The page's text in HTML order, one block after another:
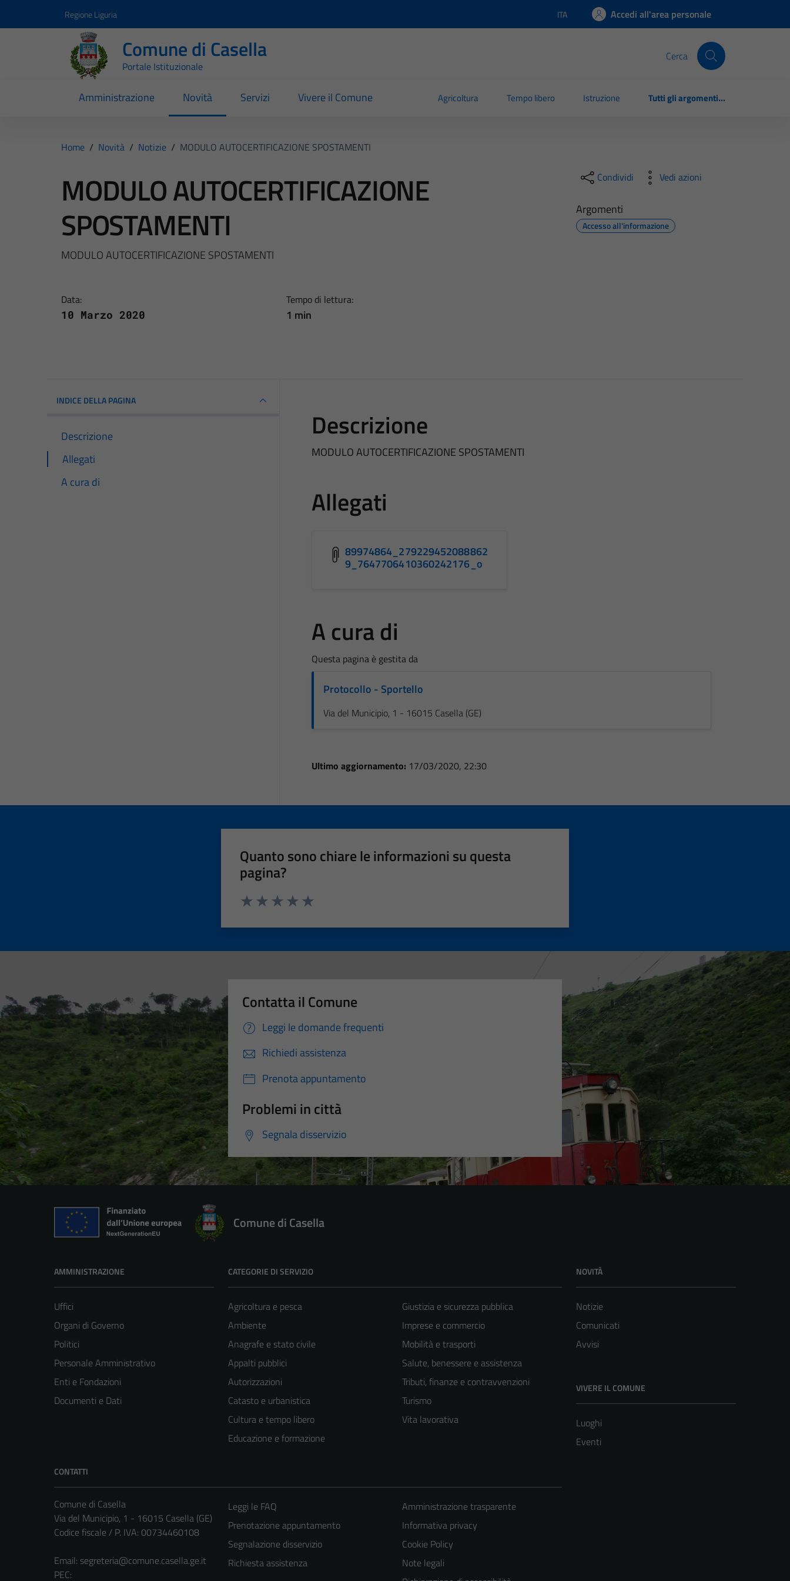
Regione Liguria Lingua attiva:
ITA Accedi all'area personale
Comune di Casella
Portale Istituzionale
Cerca
Amministrazione Novità Servizi Vivere il Comune Agricoltura Tempo libero Istruzione Tutti gli argomenti...
Home / Novità / Notizie / MODULO AUTOCERTIFICAZIONE SPOSTAMENTI
MODULO AUTOCERTIFICAZIONE
SPOSTAMENTI
MODULO AUTOCERTIFICAZIONE SPOSTAMENTI
Data:
10 Marzo 2020
Tempo di lettura:
1 min
Condividi Vedi azioni
Argomenti
Accesso all'informazione
INDICE DELLA PAGINA
Descrizione
Allegati
A cura di
Descrizione
MODULO AUTOCERTIFICAZIONE SPOSTAMENTI
Allegati
89974864_279229452088862
9_7647706410360242176_o
A cura di
Questa pagina è gestita da
Protocollo - Sportello
Via del Municipio, 1 - 16015 Casella (GE)
Ultimo aggiornamento: 17/03/2020, 22:30
Quanto sono chiare le informazioni su questa
pagina?
Contatta il Comune
Leggi le domande frequenti
Richiedi assistenza
Prenota appuntamento
Problemi in città
Segnala disservizio
Comune di Casella
AMMINISTRAZIONE
Uffici
Organi di Governo
Politici
Personale Amministrativo
Enti e Fondazioni
Documenti e Dati
CATEGORIE DI SERVIZIO
Agricoltura e pesca
Ambiente
Anagrafe e stato civile
Appalti pubblici
Autorizzazioni
Catasto e urbanistica
Cultura e tempo libero
Educazione e formazione
Giustizia e sicurezza pubblica
Imprese e commercio
Mobilità e trasporti
Salute, benessere e assistenza
Tributi, finanze e contravvenzioni
Turismo
Vita lavorativa
NOVITÀ
Notizie
Comunicati
Avvisi
VIVERE IL COMUNE
Luoghi
Eventi
CONTATTI
Comune di Casella
Via del Municipio, 1 - 16015 Casella (GE)
Codice fiscale / P. IVA: 00734460108
Email: segreteria@comune.casella.ge.it
PEC:
Leggi le FAQ
Prenotazione appuntamento
Segnalazione disservizio
Richiesta assistenza
Amministrazione trasparente
Informativa privacy
Cookie Policy
Note legali